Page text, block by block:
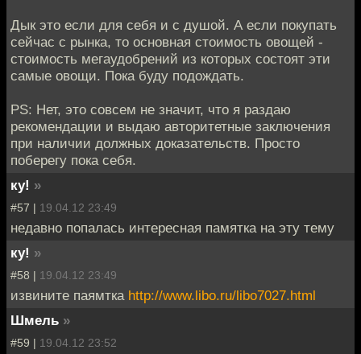
Дык это если для себя и с душой. А если покупать
сейчас с рынка, то основная стоимость овощей -
стоимость мегаудобрений из которых состоят эти
самые овощи. Пока буду подождать.
PS: Нет, это совсем не значит, что я раздаю
рекомендации и выдаю авторитетные заключения
при наличии должных доказательств. Просто
поберегу пока себя.
ку! »
#57 | 19.04.12 23:49
недавно попалась интересная памятка на эту тему
ку! »
#58 | 19.04.12 23:49
извините паямтка http://www.libo.ru/libo7027.html
Шмель »
#59 | 19.04.12 23:52